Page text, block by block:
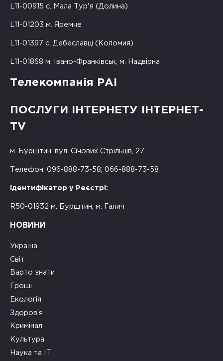
L11-00915 с. Мала Тур'я (Долина)
L11-01203 м. Яремче
L11-01397 с. Дебеславці (Коломия)
L11-01868 м. Івано-Франківськ, м. Надвірна
Телекомпанія РАІ
ПОСЛУГИ ІНТЕРНЕТУ ІНТЕРНЕТ-
TV
м. Бурштин, вул. Січових Стрільців, 27
Телефон: 096-888-73-58, 066-888-73-58
Ідентифікатор у Реєстрі:
R50-01932 м. Бурштин, м. Галич
НОВИНИ
Україна
Світ
Варто знати
Гроші
Екологія
Здоров’я
Кримінал
Культура
Наука та ІТ